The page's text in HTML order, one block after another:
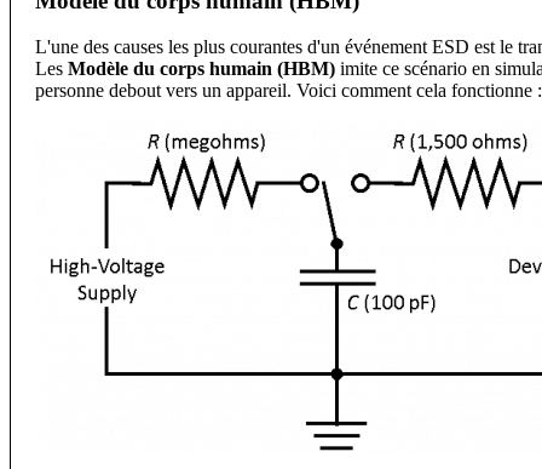
L'une des causes les plus courantes d'un événement ESD est le
Les Modèle du corps humain (HBM) imite ce scénario en
personne debout vers un appareil. Voici comment cela fonctionne :